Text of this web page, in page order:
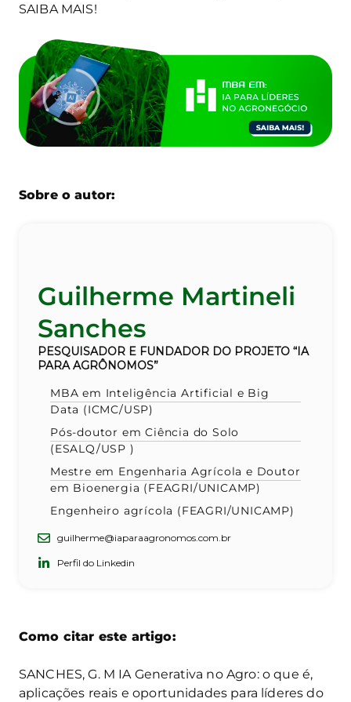
SAIBA MAIS!
Sobre o autor:
Guilherme Martineli
Sanches
PESQUISADOR E FUNDADOR DO PROJETO “IA
PARA AGRÔNOMOS”
MBA em Inteligência Artificial e Big
Data (ICMC/USP)
Pós-doutor em Ciência do Solo
(ESALQ/USP )
Mestre em Engenharia Agrícola e Doutor
em Bioenergia (FEAGRI/UNICAMP)
Engenheiro agrícola (FEAGRI/UNICAMP)
guilherme@iaparaagronomos.com.br
Perfil do Linkedin
Como citar este artigo:
SANCHES, G. M IA Generativa no Agro: o que é,
aplicações reais e oportunidades para líderes do